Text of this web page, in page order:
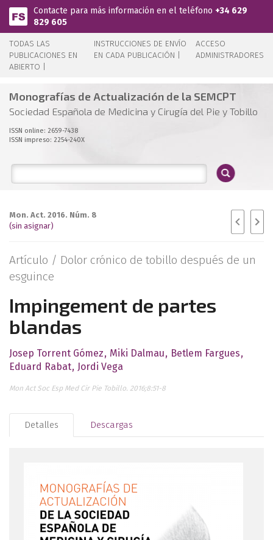
Pasar al contenido principal
Contacte para más información en el teléfono +34 629
829 605
TODAS LAS
PUBLICACIONES EN
ABIERTO |
INSTRUCCIONES DE ENVÍO
EN CADA PUBLICACIÓN |
ACCESO
ADMINISTRADORES
Monografías de Actualización de la SEMCPT
Sociedad Española de Medicina y Cirugía del Pie y Tobillo
ISSN online: 2659-7438
ISSN impreso: 2254-240X
Mon. Act. 2016. Núm. 8
(sin asignar)
Artículo / Dolor crónico de tobillo después de un
esguince
Impingement de partes
blandas
Josep Torrent Gómez Miki Dalmau
Betlem Fargues
Eduard Rabat Jordi Vega
Mon Act Soc Esp Med Cir Pie Tobillo. 2016;8:51-8
Detalles Descargas